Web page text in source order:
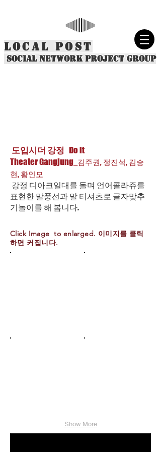
LOCAL POST
social network project group
도입시더 강정 Do it
Theater Gangjung _김주권, 정진석, 김승
현, 황인모
강정 디아크일대를 돌며 언어콜라쥬를
표현한 말풍선과 말 티셔츠로 글자맞추
기놀이를 해 봅니다.
Click Image to enlarged. 이미지를 클릭
하면 커집니다.
Show More